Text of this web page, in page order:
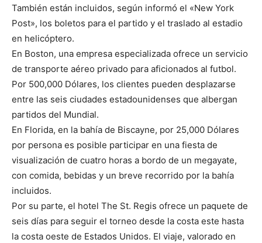
También están incluidos, según informó el «New York
Post», los boletos para el partido y el traslado al estadio
en helicóptero.
En Boston, una empresa especializada ofrece un servicio
de transporte aéreo privado para aficionados al futbol.
Por 500,000 Dólares, los clientes pueden desplazarse
entre las seis ciudades estadounidenses que albergan
partidos del Mundial.
En Florida, en la bahía de Biscayne, por 25,000 Dólares
por persona es posible participar en una fiesta de
visualización de cuatro horas a bordo de un megayate,
con comida, bebidas y un breve recorrido por la bahía
incluidos.
Por su parte, el hotel The St. Regis ofrece un paquete de
seis días para seguir el torneo desde la costa este hasta
la costa oeste de Estados Unidos. El viaje, valorado en